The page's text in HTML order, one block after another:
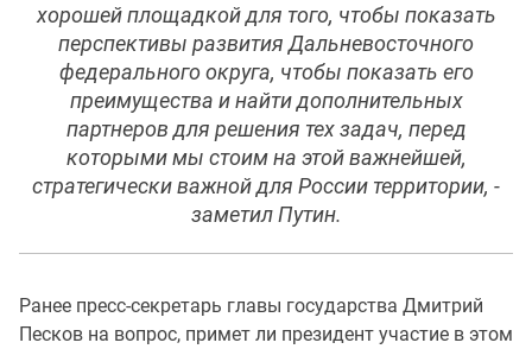
хорошей площадкой для того, чтобы показать
перспективы развития Дальневосточного
федерального округа, чтобы показать его
преимущества и найти дополнительных
партнеров для решения тех задач, перед
которыми мы стоим на этой важнейшей,
стратегически важной для России территории, -
заметил Путин.
Ранее пресс-секретарь главы государства Дмитрий
Песков на вопрос, примет ли президент участие в этом